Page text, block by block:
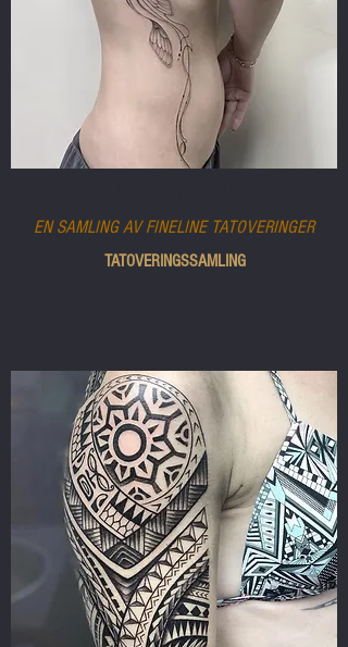
EN SAMLING AV FINELINE TATOVERINGER
TATOVERINGSSAMLING